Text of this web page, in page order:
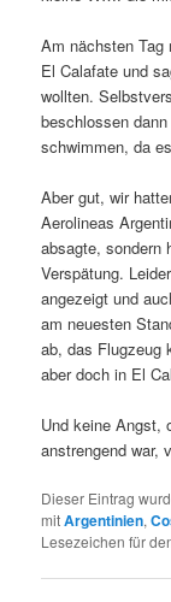
Am nächsten Tag
El Calafate und
wollten.
beschlossen
schwimmen, da
Aber gut, wir
Aerolineas
absagte, sondern
Verspätung.
angezeigt und
am neuesten
ab, das Flugzeug
aber doch in El
Und keine Angst,
anstrengend war,
Dieser Eintrag
mitArgentinien,
Lesezeichen für